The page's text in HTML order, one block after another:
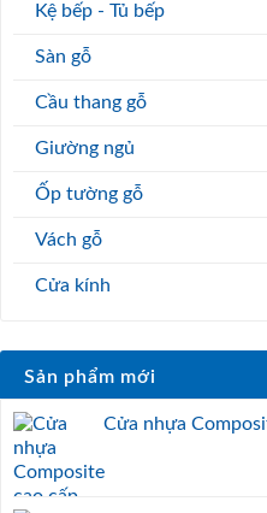
Kệ bếp - Tủ bếp
Sàn gỗ
Cầu thang gỗ
Giường ngủ
Ốp tường gỗ
Vách gỗ
Cửa kính
Sản phẩm mới
Cửa nhựa